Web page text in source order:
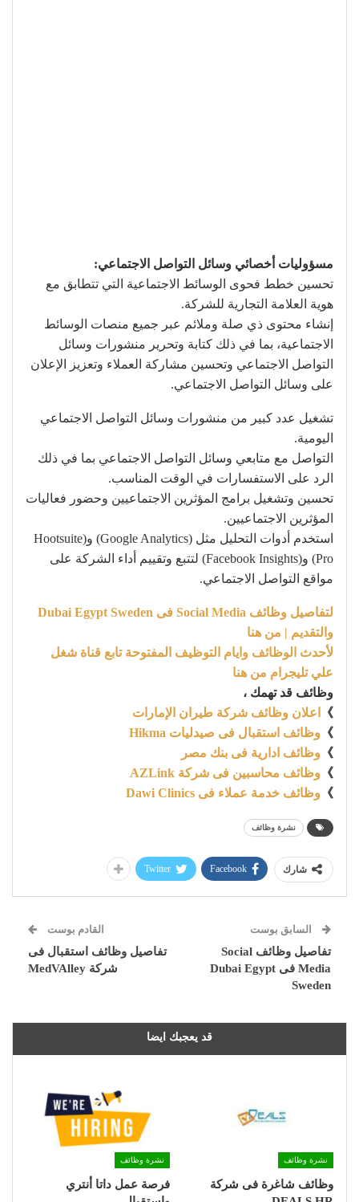
مسؤوليات أخصائي وسائل التواصل الاجتماعي:
تحسين خطط فحوى الوسائط الاجتماعية التي تتطابق مع
هوية العلامة التجارية للشركة.
إنشاء محتوى ذي صلة وملائم عبر جميع منصات الوسائط
الاجتماعية، بما في ذلك كتابة وتحرير منشورات وسائل
التواصل الاجتماعي وتحسين مشاركة العملاء وتعزيز الإعلان
على وسائل التواصل الاجتماعي.
تشغيل عدد كبير من منشورات وسائل التواصل الاجتماعي
اليومية.
التواصل مع متابعي وسائل التواصل الاجتماعي بما في ذلك
الرد على الاستفسارات في الوقت المناسب.
تحسين وتشغيل برامج المؤثرين الاجتماعيين وحضور فعاليات
المؤثرين الاجتماعيين.
استخدم أدوات التحليل مثل (Google Analytics) و(Hootsuite
Pro) و(Facebook Insights) لتتبع وتقييم أداء الشركة على
مواقع التواصل الاجتماعي.
لتفاصيل وظائف Social Media فى Dubai Egypt Sweden
والتقديم | من هنا
لأحدث الوظائف وايام التوظيف المفتوحة تابع قناة شغل
علي تليجرام من هنا
وظائف قد تهمك ،
》
اعلان وظائف شركة طيران الإمارات
》 وظائف استقبال فى صيدليات Hikma
》 وظائف ادارية فى بنك مصر
》 وظائف محاسبين فى شركة AZLink
》 وظائف خدمة عملاء فى Dawi Clinics
نشرة وظائف
شارك Facebook
Twitter
السابق بوست
تفاصيل وظائف Social
Media فى Dubai Egypt
Sweden
القادم بوست
تفاصيل وظائف استقبال فى
شركة MedVAlley
قد يعجبك ايضا
نشرة وظائف
وظائف شاغرة فى شركة
نشرة وظائف
فرصة عمل داتا أنتري